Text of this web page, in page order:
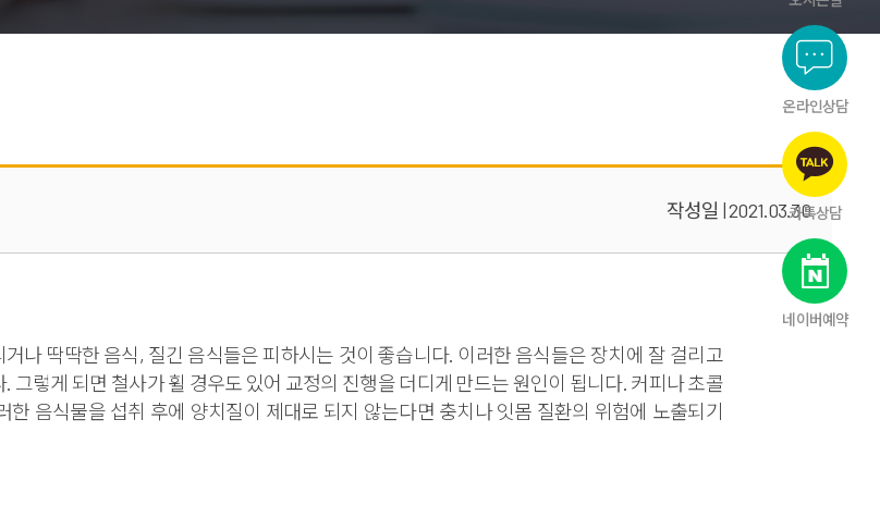
작성일 | 2021.03.30
나 딱딱한 음식, 질긴 음식들은 피하시는 것이 좋습니다. 이러한 음식들은 장치에 잘 걸리고
그렇게 되면 철사가 휠 경우도 있어 교정의 진행을 더디게 만드는 원인이 됩니다. 커피나 초콜
음식물을 섭취 후에 양치질이 제대로 되지 않는다면 충치나 잇몸 질환의 위험에 노출되기
온라인상담
카톡상담
네이버예약